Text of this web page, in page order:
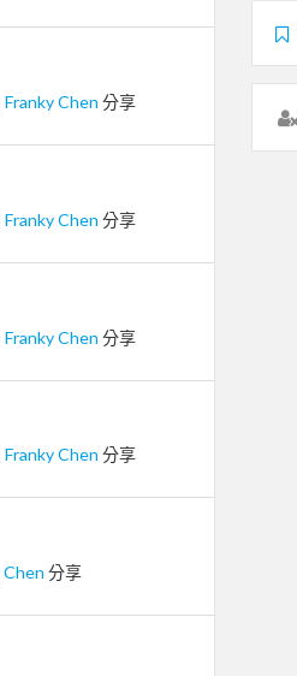
Franky Chen 分享
Franky Chen 分享
Franky Chen 分享
Franky Chen 分享
Chen 分享